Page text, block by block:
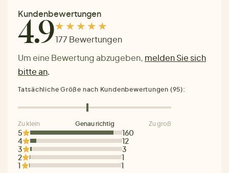
Kundenbewertungen
4.9177 Bewertungen
Um eine Bewertung abzugeben, melden Sie sich
bitte an.
5
160
4
12
3
3
2
1
1
1
Tatsächliche Größe nach Kundenbewertungen (95):
Zu klein Genau richtig Zu groß